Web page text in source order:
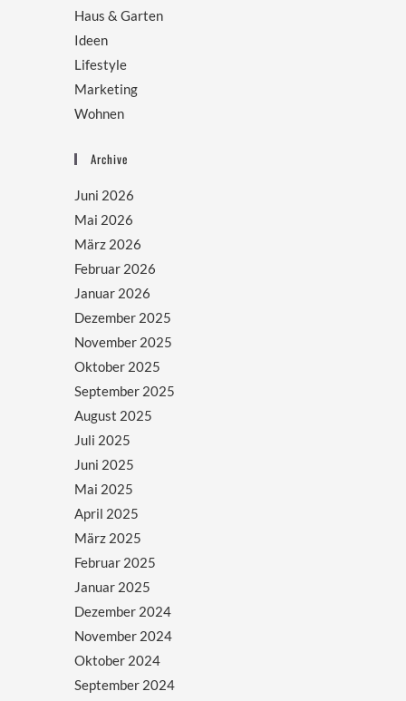
Haus & Garten
Ideen
Lifestyle
Marketing
Wohnen
Archive
Juni 2026
Mai 2026
März 2026
Februar 2026
Januar 2026
Dezember 2025
November 2025
Oktober 2025
September 2025
August 2025
Juli 2025
Juni 2025
Mai 2025
April 2025
März 2025
Februar 2025
Januar 2025
Dezember 2024
November 2024
Oktober 2024
September 2024